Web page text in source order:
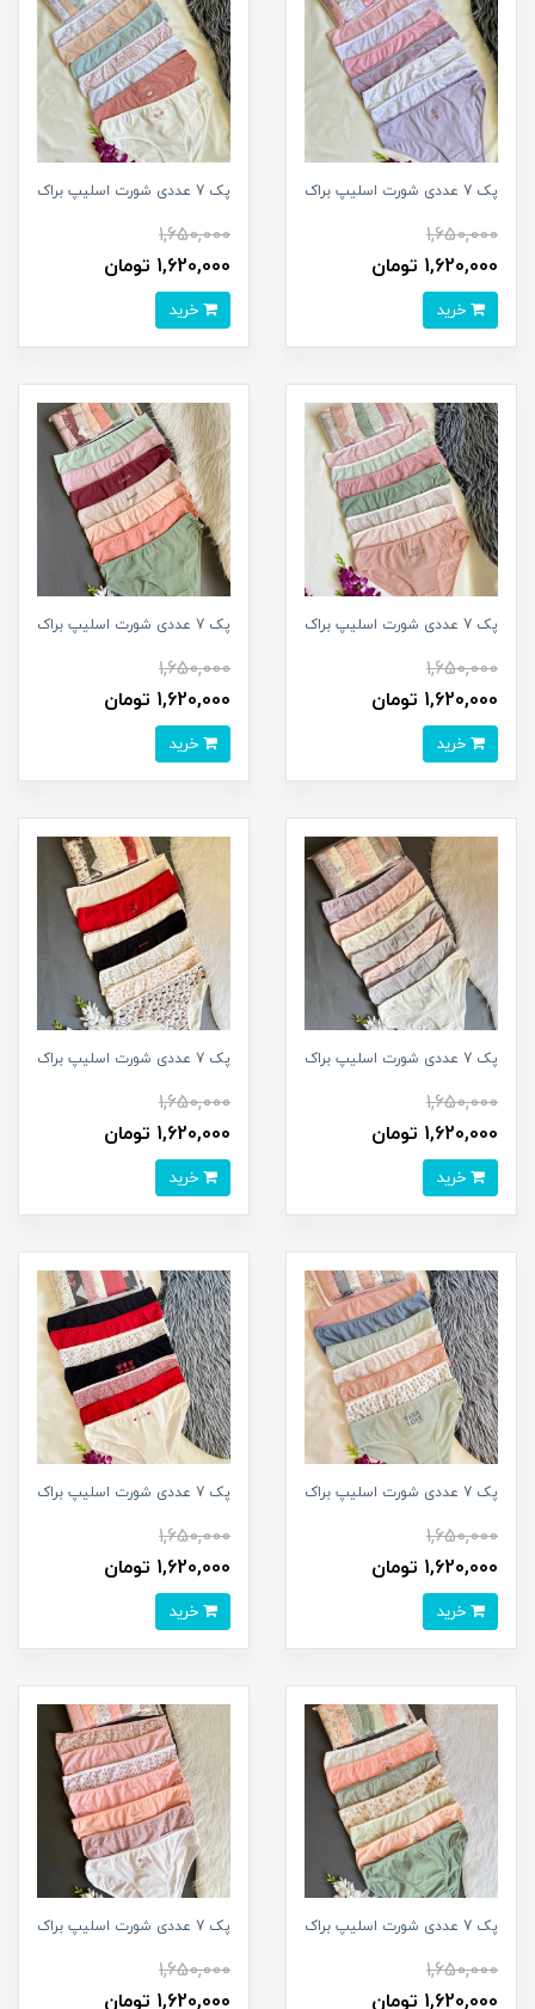
پک 7 عددی شورت اسلیپ براک
1,650,000
1,620,000 تومان
پک 7 عددی شورت اسلیپ براک
1,650,000
1,620,000 تومان
پک 7 عددی شورت اسلیپ براک
1,650,000
1,620,000 تومان
پک 7 عددی شورت اسلیپ براک
1,650,000
1,620,000 تومان
پک 7 عددی شورت اسلیپ براک
1,650,000
1,620,000 تومان
پک 7 عددی شورت اسلیپ براک
1,650,000
1,620,000 تومان
پک 7 عددی شورت اسلیپ براک
1,650,000
1,620,000 تومان
پک 7 عددی شورت اسلیپ براک
1,650,000
1,620,000 تومان
پک 7 عددی شورت اسلیپ براک
1,650,000
1,620,000 تومان
پک 7 عددی شورت اسلیپ براک
1,650,000
1,620,000 تومان